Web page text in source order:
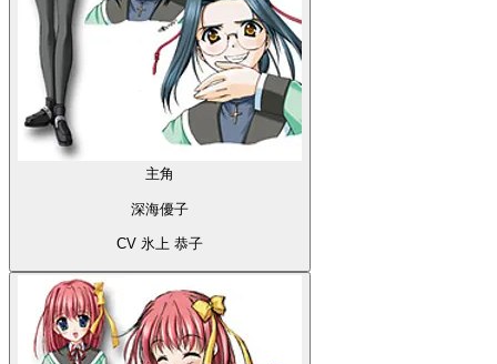
主角
深海優子
CV 氷上 恭子